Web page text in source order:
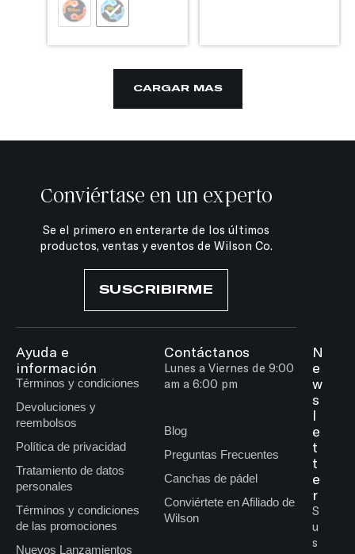
CARGAR MÁS
Conviértase en un experto
Se el primero en enterarte de los últimos
productos, ventas y eventos de Wilson Co.
SUSCRIBIRME
Ayuda e
información
Términos y condiciones
Devoluciones y
reembolsos
Política de privacidad
Tratamiento de datos
personales
Términos y condiciones
de las promociones
Nuevos Lanzamientos
Contáctanos
Lunes a Viernes de 9:00
am a 6:00 pm
Blog
Preguntas Frecuentes
Canchas de pádel
Conviértete en Afiliado de
Wilson
N
e
w
s
l
e
t
t
e
r
S
u
s